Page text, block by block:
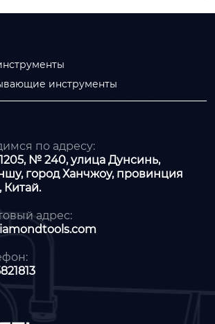
инструменты
по адресу:
№ 240, улица Дунсинь,
город Ханчжоу, провинция
Китай.
адрес: